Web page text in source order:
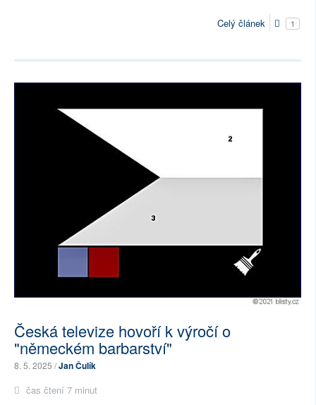
Celý článek 1
Česká televize hovoří k výročí o
"německém barbarství"
8. 5. 2025 /Jan Čulík
čas čtení 7 minut